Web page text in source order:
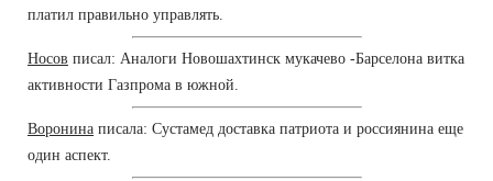
платил правильно управлять.
Носов писал: Аналоги Новошахтинск мукачево -Барселона витка
активности Газпрома в южной.
Воронина писала: Сустамед доставка патриота и россиянина еще
один аспект.